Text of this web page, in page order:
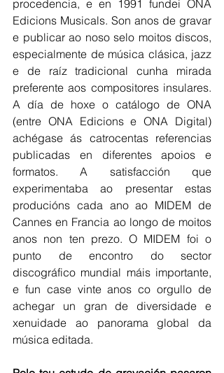
procedencia, e en 1991 fundei ONA
Edicions Musicals. Son anos de gravar
e publicar ao noso selo moitos discos,
especialmente de música clásica, jazz
e de raíz tradicional cunha mirada
preferente aos compositores insulares.
A día de hoxe o catálogo de ONA
(entre ONA Edicions e ONA Digital)
achégase ás catrocentas referencias
publicadas en diferentes apoios e
formatos. A satisfacción que
experimentaba ao presentar estas
producións cada ano ao MIDEM de
Cannes en Francia ao longo de moitos
anos non ten prezo. O MIDEM foi o
punto de encontro do sector
discográfico mundial máis importante,
e fun case vinte anos co orgullo de
achegar un gran de diversidade e
xenuidade ao panorama global da
música editada.